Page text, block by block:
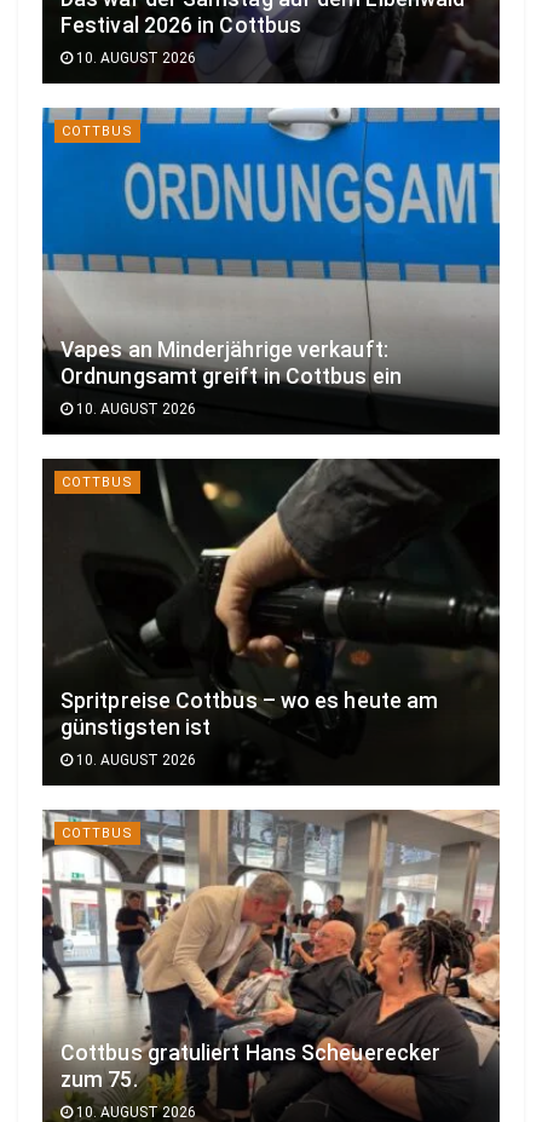
Festival 2026 in Cottbus
10. AUGUST 2026
COTTBUS
Vapes an Minderjährige verkauft:
Ordnungsamt greift in Cottbus ein
10. AUGUST 2026
COTTBUS
Spritpreise Cottbus – wo es heute am
günstigsten ist
10. AUGUST 2026
COTTBUS
Cottbus gratuliert Hans Scheuerecker
zum 75.
10. AUGUST 2026